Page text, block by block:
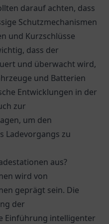
darauf achten, dass
Schutzmechanismen
und Kurzschlüsse
dass der
und überwacht wird,
und Batterien
Entwicklungen in der
zur
um den
Ladevorgangs zu
aus?
wird von
geprägt sein. Die
der
Einführung intelligenter